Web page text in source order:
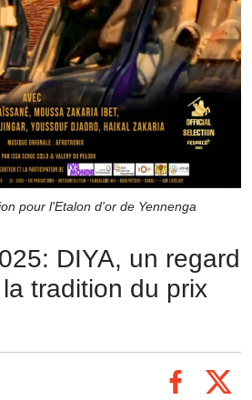
pour l'Etalon d'or de Yennenga
DIYA, un regard
tradition du prix